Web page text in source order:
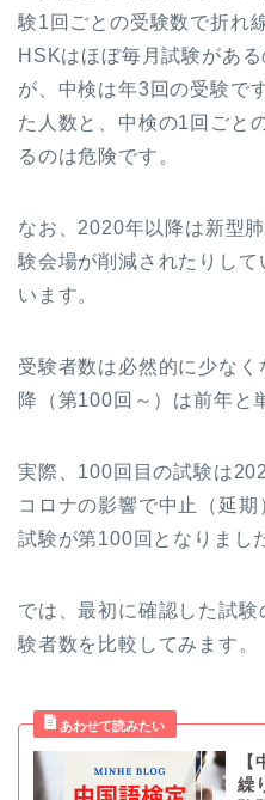
験1回ごとの受験数で折れ
HSKはほぼ毎月試験があ
が、中検は年3回の受験で
た人数と、中検の1回ごと
るのは危険です。
なお、2020年以降は新型
験会場が削減されたりし
います。
受験者数は必然的に少な
降（第100回～）は前年と
実際、100回目の試験は
コロナの影響で中止（延
試験が第100回となりまし
では、最初に確認した試
験者数を比較してみます。
繰